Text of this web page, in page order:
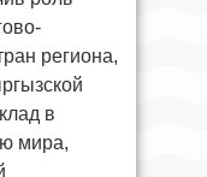
региона,
в
мира,